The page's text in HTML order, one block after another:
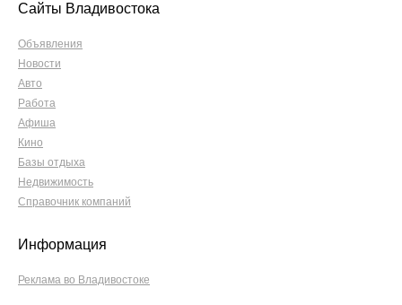
Сайты Владивостока
Объявления
Новости
Авто
Работа
Афиша
Кино
Базы отдыха
Недвижимость
Справочник компаний
Информация
Реклама во Владивостоке